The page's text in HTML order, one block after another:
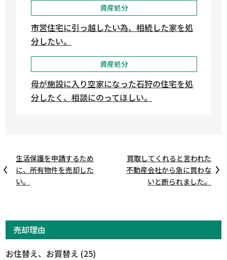
資産処分
市営住宅に引っ越したい為、相続した家を処
分したい。
資産処分
母が施設に入り空家になった石狩の住宅を処
分したく、相談にのってほしい。
生活保護を申請するため
に、所有物件を売却した
い。
買取してくれると言われた
不動産会社から急に買わな
いと断られました。
売却理由
お住替え、お買替え (25)